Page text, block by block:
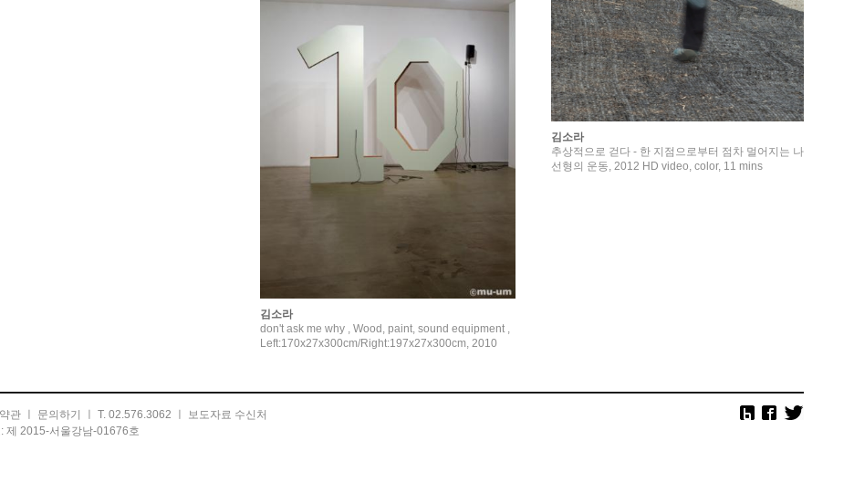
김소라
추상적으로 걷다 - 한 지점으로부터 점차 멀어지는 나
선형의 운동, 2012 HD video, color, 11 mins
김소라
don't ask me why , Wood, paint, sound equipment ,
Left:170x27x300cm/Right:197x27x300cm, 2010
관 문의하기 ㅣ T. 02.576.3062 ㅣ 보도자료 수신처
제 2015-서울강남-01676호